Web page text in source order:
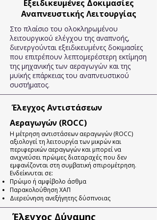
Εξειδικευμένες Δοκιμασίες
Αναπνευστικής Λειτουργίας
Στο πλαίσιο του ολοκληρωμένου
λειτουργικού ελέγχου της αναπνοής,
διενεργούνται εξειδικευμένες δοκιμασίες
που επιτρέπουν λεπτομερέστερη εκτίμηση
της μηχανικής των αεραγωγών και της
μυϊκής επάρκειας του αναπνευστικού
συστήματος.
Έλεγχος Αντιστάσεων
Αεραγωγών (ROCC)
Η μέτρηση αντιστάσεων αεραγωγών (ROCC)
αξιολογεί τη λειτουργία των μικρών και
περιφερικών αεραγωγών και μπορεί να
ανιχνεύσει πρώιμες διαταραχές που δεν
εμφανίζονται στη συμβατική σπιρομέτρηση.
Ενδείκνυται σε:
Πρώιμο ή αμφίβολο άσθμα
Παρακολούθηση ΧΑΠ
Διερεύνηση ανεξήγητης δύσπνοιας
Έλεγχος Δύναμης